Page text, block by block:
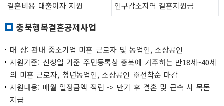
결혼비용 대출이자 지원
인구감소지역 결혼지원금
충북행복결혼공제사업
대 상: 관내 중소기업 미혼 근로자 및 농업인, 소상공인
지원기준: 신청일 기준 주민등록상 충북에 거주하는 만18세~40세
의 미혼 근로자, 청년농업인, 소상공인 ※선착순 마감
지원내용: 매월 일정금액 적립 -> 만기 후 결혼 및 근속 시 목돈
지급